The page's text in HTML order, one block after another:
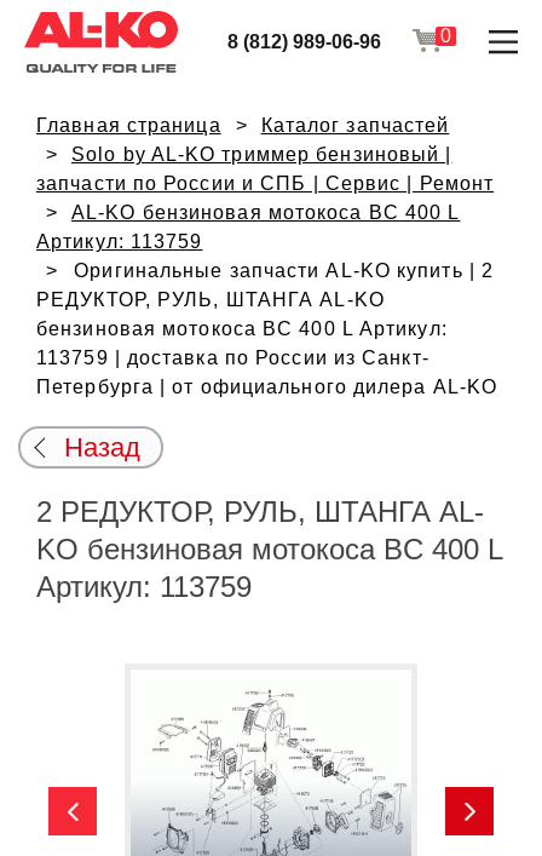
8 (812) 989-06-96 0
Главная страница
Каталог запчастей
Solo by AL-KO триммер бензиновый |
запчасти по России и СПБ | Сервис | Ремонт
AL-KO бензиновая мотокоса BC 400 L
Артикул: 113759
Оригинальные запчасти AL-KO купить | 2
РЕДУКТОР, РУЛЬ, ШТАНГА AL-KO
бензиновая мотокоса BC 400 L Артикул:
113759 | доставка по России из Санкт-
Петербурга | от официального дилера AL-KO
Назад
2 РЕДУКТОР, РУЛЬ, ШТАНГА AL-
KO бензиновая мотокоса BC 400 L
Артикул: 113759